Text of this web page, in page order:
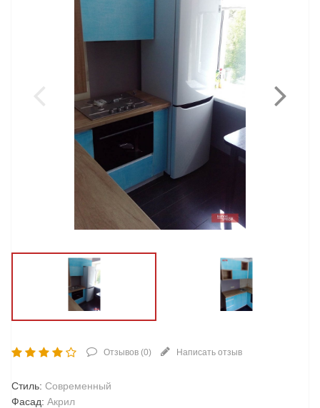
Отзывов (0) Написать отзыв
Стиль: Современный
Фасад: Акрил